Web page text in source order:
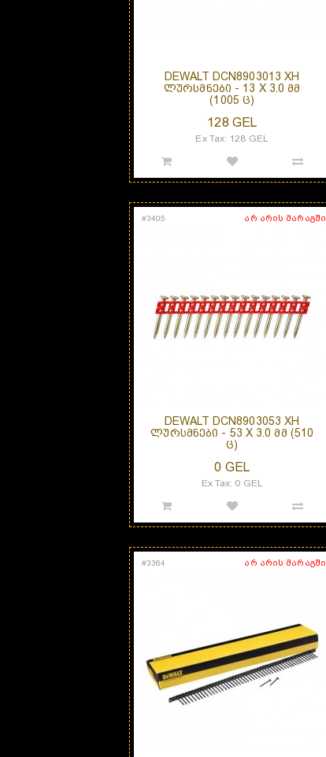
DEWALT DCN8903013 XH
ᲚᲣᲠᲡᲛᲜᲔᲑᲘ - 13 X 3.0 ᲛᲛ
(1005 Ც)
128 GEL
Ex Tax: 128 GEL
არ არის მარაგში
#3405
DEWALT DCN8903053 XH
ᲚᲣᲠᲡᲛᲜᲔᲑᲘ - 53 X 3.0 ᲛᲛ (510
Ც)
0 GEL
Ex Tax: 0 GEL
არ არის მარაგში
#3364